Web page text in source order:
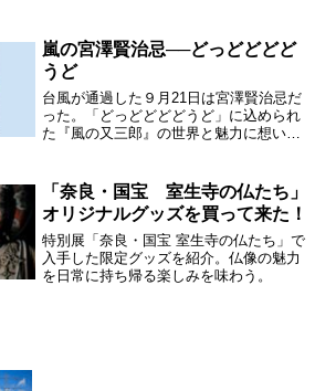
嵐の宮澤賢治忌──どっどどどど
うど
台風が通過した９月21日は宮澤賢治忌だ
った。「どっどどどどうど」に込められ
た『風の又三郎』の世界と魅力に想いを
「奈良・国宝 室生寺の仏たち」
オリジナルグッズを買って来た！
特別展「奈良・国宝 室生寺の仏たち」で
入手した限定グッズを紹介。仏像の魅力
を日常に持ち帰る楽しみを味わう。